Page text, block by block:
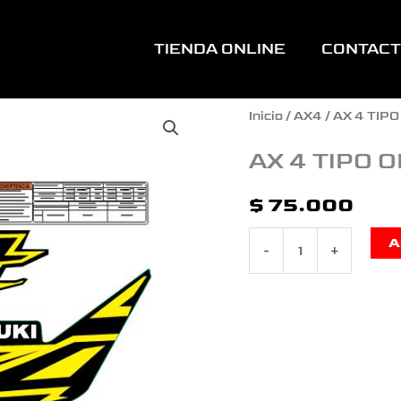
TIENDA ONLINE
Inicio/AX4 / AX 4
AX 4 TIPO
$ 75.000
-
AX
4
ORIGINAL
+